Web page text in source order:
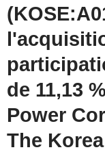
de 11,13
Power
The